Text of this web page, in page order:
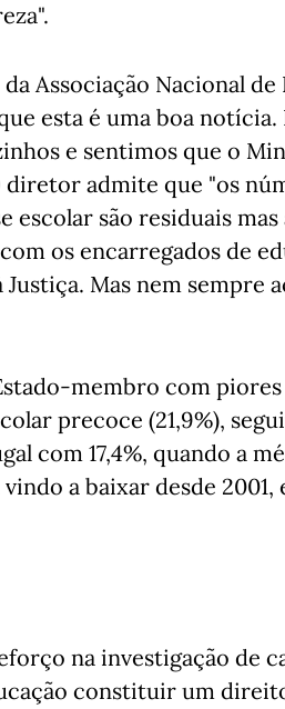
Associação Nacional
esta é uma boa notícia.
e sentimos que o
admite que "os
escolar são residuais mas
os encarregados de
Mas nem sempre
membro com
precoce (21,9%),
com 17,4%, quando a
a baixar desde
na investigação de
constituir um